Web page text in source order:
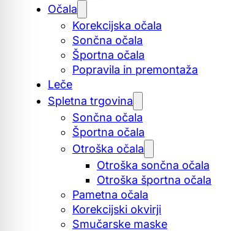
Očala
Korekcijska očala
Sončna očala
Športna očala
Popravila in premontaža
Leče
Spletna trgovina
Sončna očala
Športna očala
Otroška očala
Otroška sončna očala
Otroška športna očala
Pametna očala
Korekcijski okvirji
Smučarske maske